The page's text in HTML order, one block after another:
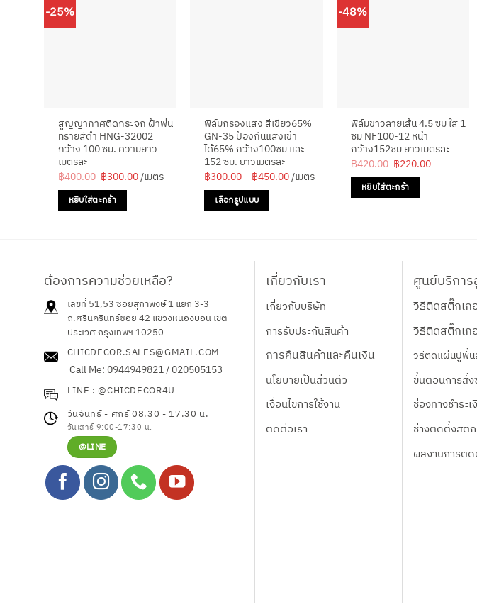
-25%
สูญญากาศติดกระจก ฝ้าพ่น
ทรายสีดำ HNG-32002
กว้าง 100 ซม. ความยาว
เมตรละ
฿400.00 Original
price
was:
฿400.00.
฿300.00Current
price
/เมตร
หยิบใส่ตะกร้า
ฟิล์มกรองแสง สีเขียว65%
GN-35 ป้องกันแสงเข้า
ได้65% กว้าง100ซม และ
152 ซม. ยาวเมตรละ
฿300.00–฿450.00Price
range:
/เมตร
เลือกรูปแบบ
The
options
be
chosen
product
-48%
ฟิล์มขาวลายเส้น 4.5 ซม ใส 1
ซม NF100-12 หน้า
กว้าง152ซม ยาวเมตรละ
฿420.00 Original
price
was:
฿420.00.
฿220.00Current
หยิบใส่ตะกร้า
ต้องการความช่วยเหลือ?
เลขที่ 51,53 ซอยสุภาพงษ์ 1 แยก 3-3
ถ.ศรีนครินทร์ซอย 42 แขวงหนองบอน เขต
ประเวศ กรุงเทพฯ 10250
CHICDECOR.SALES@GMAIL.COM
Call Me: 0944949821 / 020505153
LINE : @CHICDECOR4U
วันจันทร์ - ศุกร์ 08.30 - 17.30 น.
วันเสาร์ 9:00-17:30 น.
@LINE
เกี่ยวกับเรา
เกี่ยวกับบริษัท
การรับประกันสินค้า
การคืนสินค้าและคืนเงิน
นโยบายเป็นส่วนตัว
เงื่อนไขการใช้งาน
ติดต่อเรา
ศูนย์บริการ
วิธีติดสติ๊กเก
วิธีติดสติ๊กเก
วิธีติดแผ่นปูพื้น
ขั้นตอนการสั่
ช่องทางชำระเ
ช่างติดตั้งสติ
ผลงานการติ